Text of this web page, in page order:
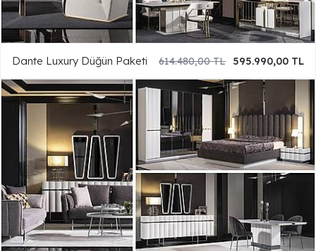
Dante Luxury Düğün Paketi 595.990,00 TL
614.480,00 TL